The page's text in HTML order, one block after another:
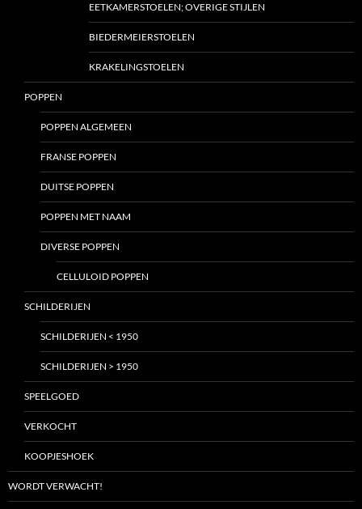
EETKAMERSTOELEN; OVERIGE STIJLEN
BIEDERMEIERSTOELEN
KRAKELINGSTOELEN
POPPEN
POPPEN ALGEMEEN
FRANSE POPPEN
DUITSE POPPEN
POPPEN MET NAAM
DIVERSE POPPEN
CELLULOID POPPEN
SCHILDERIJEN
SCHILDERIJEN < 1950
SCHILDERIJEN > 1950
SPEELGOED
VERKOCHT
KOOPJESHOEK
WORDT VERWACHT!